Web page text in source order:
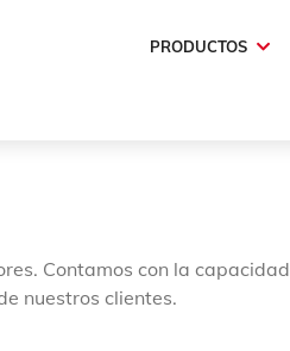
PRODUCTOS
Contamos con la capacidad
nuestros clientes.